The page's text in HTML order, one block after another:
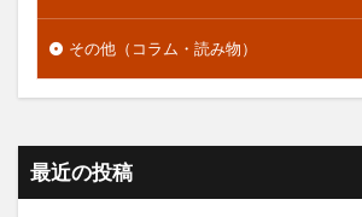
その他（コラム・読み物）
最近の投稿